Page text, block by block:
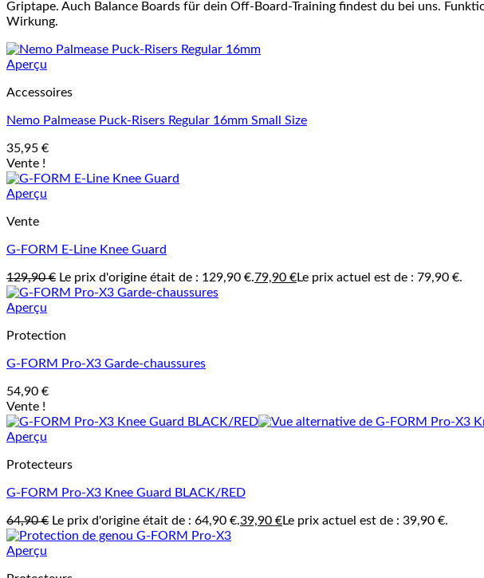
Griptape. Auch Balance Boards für dein Off-Board-Training findest du bei uns.
Wirkung.
Aperçu
Accessoires
Nemo Palmease Puck-Risers Regular 16mm Small Size
35,95 €
Vente !
Aperçu
Vente
G-FORM E-Line Knee Guard
129,90€ Le prix d'origine était de : 129,90 €.79,90 €Le prix actuel est de : 79,90 €.
Aperçu
Protection
G-FORM Pro-X3 Garde-chaussures
54,90 €
Vente !
Aperçu
Protecteurs
G-FORM Pro-X3 Knee Guard BLACK/RED
64,90€ Le prix d'origine était de : 64,90 €.39,90 €Le prix actuel est de : 39,90 €.
Aperçu